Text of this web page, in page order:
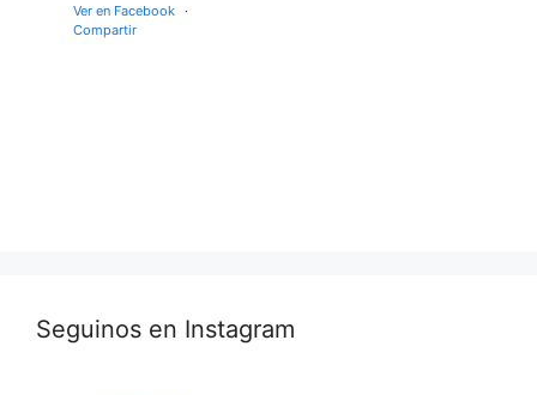
Ver en Facebook
·
Compartir
Seguinos en Instagram